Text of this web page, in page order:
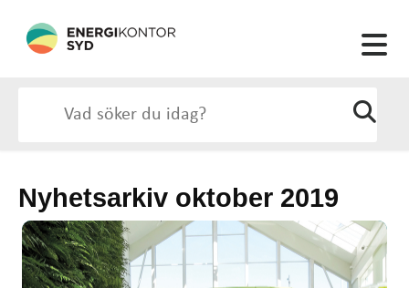
Nyhetsarkiv oktober 2019